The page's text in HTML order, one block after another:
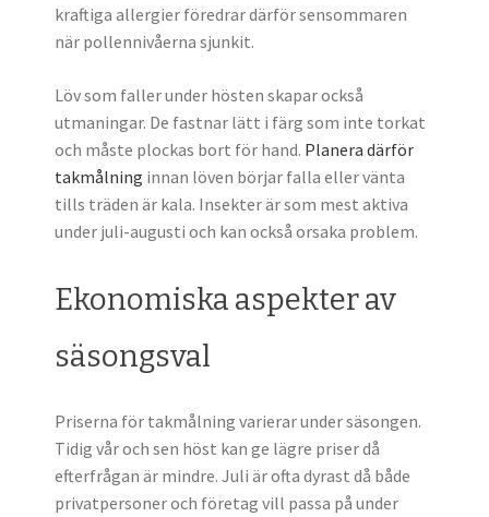
kraftiga allergier föredrar därför sensommaren
när pollennivåerna sjunkit.
Löv som faller under hösten skapar också
utmaningar. De fastnar lätt i färg som inte torkat
och måste plockas bort för hand. Planera därför
takmålning innan löven börjar falla eller vänta
tills träden är kala. Insekter är som mest aktiva
under juli-augusti och kan också orsaka problem.
Ekonomiska aspekter av
säsongsval
Priserna för takmålning varierar under säsongen.
Tidig vår och sen höst kan ge lägre priser då
efterfrågan är mindre. Juli är ofta dyrast då både
privatpersoner och företag vill passa på under